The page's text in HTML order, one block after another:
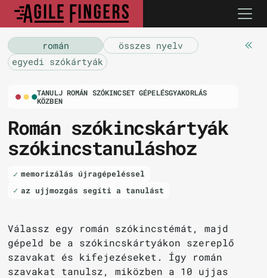
román
összes nyelv
egyedi szókártyák
TANULJ ROMÁN SZÓKINCSET GÉPELÉSGYAKORLÁS
KÖZBEN
Román szókincskártyák
szókincstanuláshoz
memorizálás újragépeléssel
az ujjmozgás segíti a tanulást
Válassz egy román szókincstémát, majd
gépeld be a szókincskártyákon szereplő
szavakat és kifejezéseket. Így román
szavakat tanulsz, miközben a 10 ujjas